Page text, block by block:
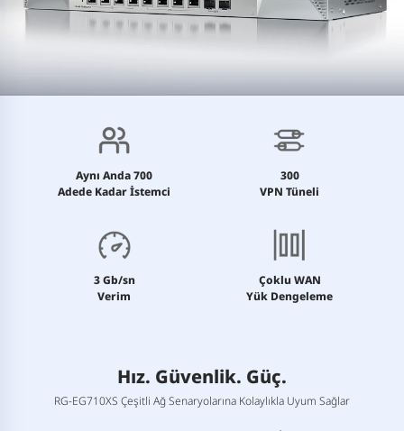
Aynı Anda 700
Adede Kadar İstemci
300
VPN Tüneli
3 Gb/sn
Verim
Çoklu WAN
Yük Dengeleme
Hız. Güvenlik. Güç.
RG-EG710XS Çeşitli Ağ Senaryolarına Kolaylıkla Uyum Sağlar